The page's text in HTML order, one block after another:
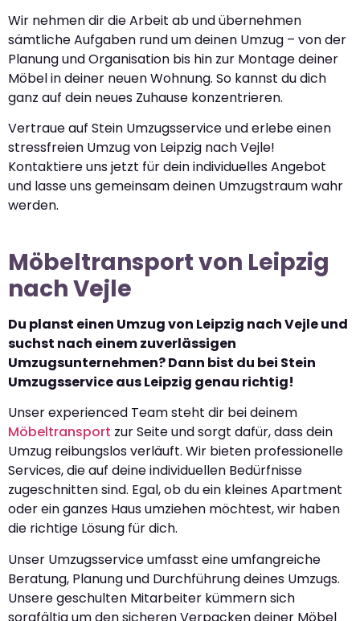
Wir nehmen dir die Arbeit ab und übernehmen
sämtliche Aufgaben rund um deinen Umzug – von der
Planung und Organisation bis hin zur Montage deiner
Möbel in deiner neuen Wohnung. So kannst du dich
ganz auf dein neues Zuhause konzentrieren.
Vertraue auf Stein Umzugsservice und erlebe einen
stressfreien Umzug von Leipzig nach Vejle!
Kontaktiere uns jetzt für dein individuelles Angebot
und lasse uns gemeinsam deinen Umzugstraum wahr
werden.
Möbeltransport von Leipzig
nach Vejle
Du planst einen Umzug von Leipzig nach Vejle und
suchst nach einem zuverlässigen
Umzugsunternehmen? Dann bist du bei Stein
Umzugsservice aus Leipzig genau richtig!
Unser experienced Team steht dir bei deinem
Möbeltransport zur Seite und sorgt dafür, dass dein
Umzug reibungslos verläuft. Wir bieten professionelle
Services, die auf deine individuellen Bedürfnisse
zugeschnitten sind. Egal, ob du ein kleines Apartment
oder ein ganzes Haus umziehen möchtest, wir haben
die richtige Lösung für dich.
Unser Umzugsservice umfasst eine umfangreiche
Beratung, Planung und Durchführung deines Umzugs.
Unsere geschulten Mitarbeiter kümmern sich
sorgfältig um den sicheren Verpacken deiner Möbel